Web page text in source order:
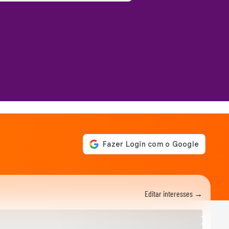
Editar interesses →